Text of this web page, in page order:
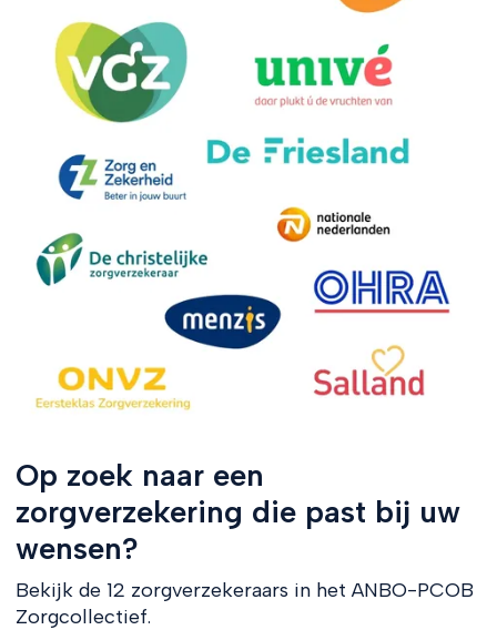
Op zoek naar een
zorgverzekering die past bij uw
wensen?
Bekijk de 12 zorgverzekeraars in het ANBO-PCOB
Zorgcollectief.